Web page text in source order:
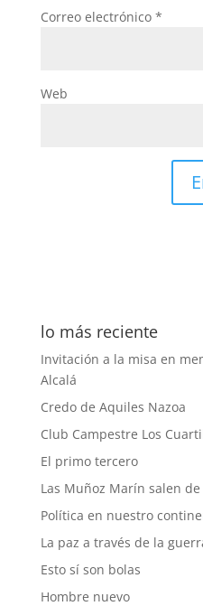
Correo electrónico *
Web
lo más reciente
Invitación a la misa en
Alcalá
Credo de Aquiles Nazoa
Club Campestre Los
El primo tercero
Las Muñoz Marín salen
Política en nuestro
La paz a través de la
Esto sí son bolas
Hombre nuevo